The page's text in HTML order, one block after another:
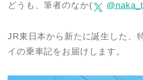
どうも、筆者のなか(
JR東日本から新たに誕生した、
イの乗車記をお届けします。